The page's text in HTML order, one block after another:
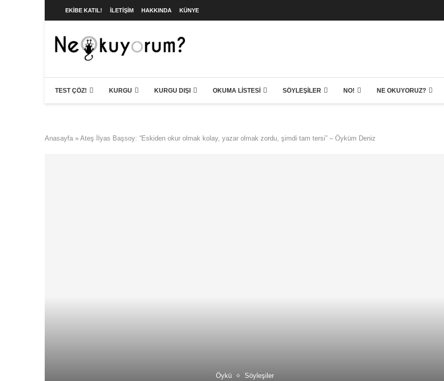
EKIBE KATIL! İLETIŞIM HAKKINDA KÜNYE
TEST ÇÖZ! KURGU KURGU DIŞI OKUMA LISTESI SÖYLEŞILER NO! NE OKUYORUZ?
Anasayfa » Ateş İlyas Başsoy: “Eskiden okur olmak kolay, yazar olmak zordu, şimdi tam tersi” – Öyküm Deniz
Öykü Söyleşiler